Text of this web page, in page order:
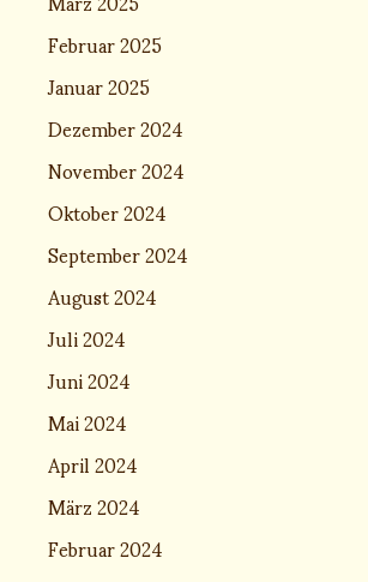
Februar 2025
Januar 2025
Dezember 2024
November 2024
Oktober 2024
September 2024
August 2024
Juli 2024
Juni 2024
Mai 2024
April 2024
März 2024
Februar 2024